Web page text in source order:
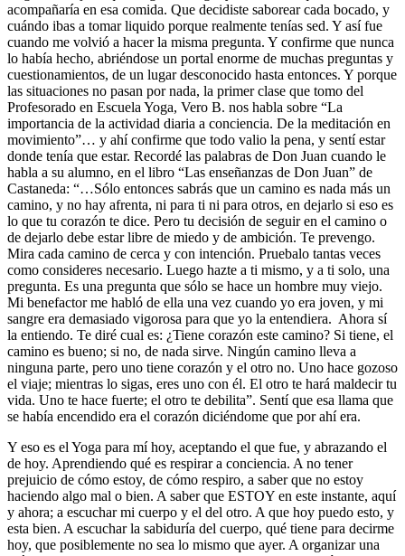
acompañaría en esa comida. Que decidiste saborear cada bocado, y
cuándo ibas a tomar liquido porque realmente tenías sed. Y así fue
cuando me volvió a hacer la misma pregunta. Y confirme que nunca
lo había hecho, abriéndose un portal enorme de muchas preguntas y
cuestionamientos, de un lugar desconocido hasta entonces. Y porque
las situaciones no pasan por nada, la primer clase que tomo del
Profesorado en Escuela Yoga, Vero B. nos habla sobre “La
importancia de la actividad diaria a conciencia. De la meditación en
movimiento”… y ahí confirme que todo valio la pena, y sentí estar
donde tenía que estar. Recordé las palabras de Don Juan cuando le
habla a su alumno, en el libro “Las enseñanzas de Don Juan” de
Castaneda: “…Sólo entonces sabrás que un camino es nada más un
camino, y no hay afrenta, ni para ti ni para otros, en dejarlo si eso es
lo que tu corazón te dice. Pero tu decisión de seguir en el camino o
de dejarlo debe estar libre de miedo y de ambición. Te prevengo.
Mira cada camino de cerca y con intención. Pruebalo tantas veces
como consideres necesario. Luego hazte a ti mismo, y a ti solo, una
pregunta. Es una pregunta que sólo se hace un hombre muy viejo.
Mi benefactor me habló de ella una vez cuando yo era joven, y mi
sangre era demasiado vigorosa para que yo la entendiera. Ahora sí
la entiendo. Te diré cual es: ¿Tiene corazón este camino? Si tiene, el
camino es bueno; si no, de nada sirve. Ningún camino lleva a
ninguna parte, pero uno tiene corazón y el otro no. Uno hace gozoso
el viaje; mientras lo sigas, eres uno con él. El otro te hará maldecir tu
vida. Uno te hace fuerte; el otro te debilita”. Sentí que esa llama que
se había encendido era el corazón diciéndome que por ahí era.
Y eso es el Yoga para mí hoy, aceptando el que fue, y abrazando el
de hoy. Aprendiendo qué es respirar a conciencia. A no tener
prejuicio de cómo estoy, de cómo respiro, a saber que no estoy
haciendo algo mal o bien. A saber que ESTOY en este instante, aquí
y ahora; a escuchar mi cuerpo y el del otro. A que hoy puedo esto, y
esta bien. A escuchar la sabiduría del cuerpo, qué tiene para decirme
hoy, que posiblemente no sea lo mismo que ayer. A organizar una